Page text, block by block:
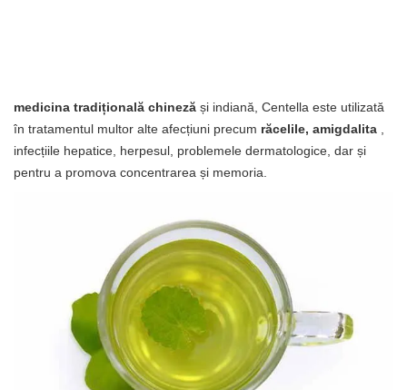
medicina tradițională chineză și indiană, Centella este utilizată
în tratamentul multor alte afecțiuni precum răcelile, amigdalita ,
infecțiile hepatice, herpesul, problemele dermatologice, dar și
pentru a promova concentrarea și memoria.